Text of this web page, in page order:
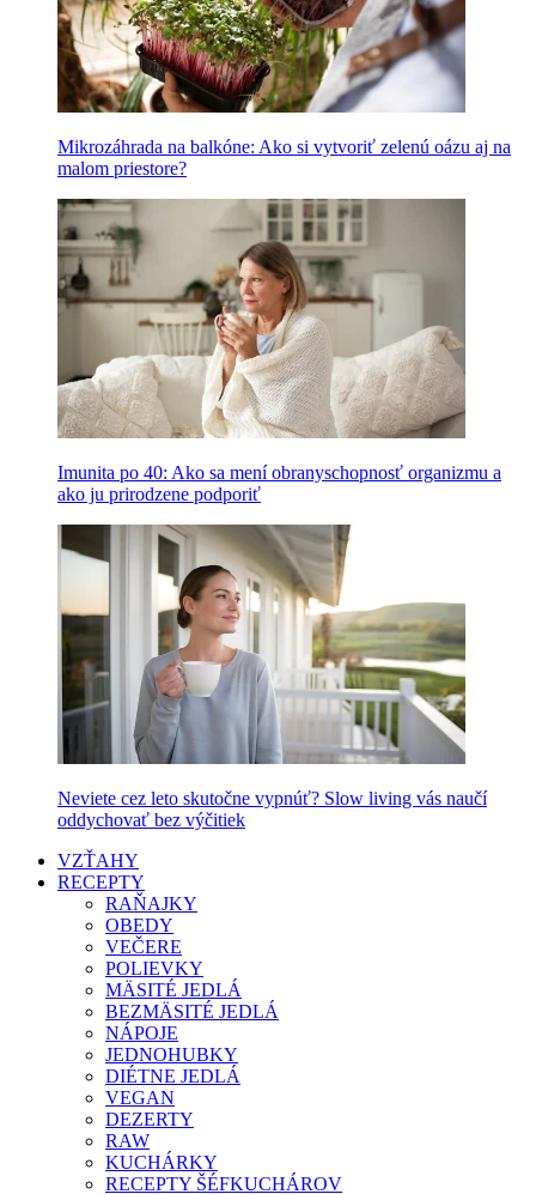
Mikrozáhrada na balkóne: Ako si vytvoriť zelenú oázu aj na
malom priestore?
Imunita po 40: Ako sa mení obranyschopnosť organizmu a
ako ju prirodzene podporiť
Neviete cez leto skutočne vypnúť? Slow living vás naučí
oddychovať bez výčitiek
VZŤAHY
RECEPTY
RAŇAJKY
OBEDY
VEČERE
POLIEVKY
MÄSITÉ JEDLÁ
BEZMÄSITÉ JEDLÁ
NÁPOJE
JEDNOHUBKY
DIÉTNE JEDLÁ
VEGAN
DEZERTY
RAW
KUCHÁRKY
RECEPTY ŠÉFKUCHÁROV